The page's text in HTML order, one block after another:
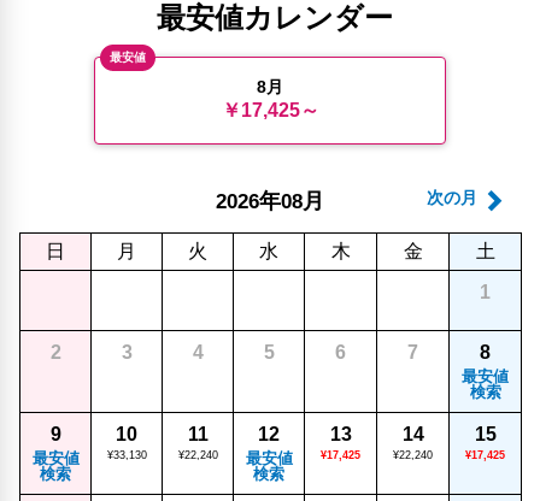
最安値カレンダー
最安値
8月
￥17,425～
次の月
2026年08月
日 月 火 水 木 金
土
1
2 3 4 5 6 7 8
最安値
検索
9
最安値
検索
10
¥33,130
11
¥22,240
12
最安値
検索
13
¥17,425
14
¥22,240
15
¥17,425